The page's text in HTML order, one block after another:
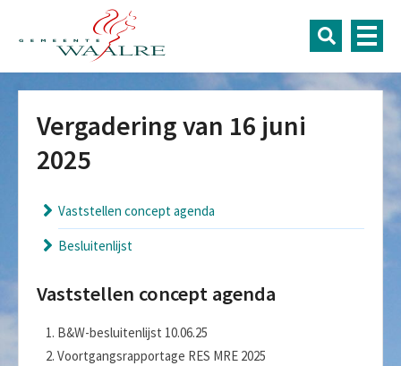
Vergadering van 16 juni
2025
Vaststellen concept agenda
Besluitenlijst
Vaststellen concept agenda
B&W-besluitenlijst 10.06.25
Voortgangsrapportage RES MRE 2025